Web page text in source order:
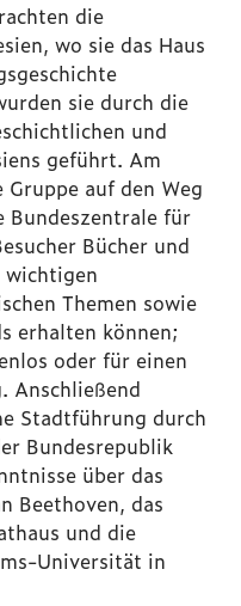
die
wo sie das Haus
sie durch die
und
geführt. Am
auf den Weg
Bundeszentrale für
Bücher und
Themen sowie
erhalten können;
oder für einen
Anschließend
Stadtführung durch
Bundesrepublik
über das
Beethoven, das
und die
Universität in